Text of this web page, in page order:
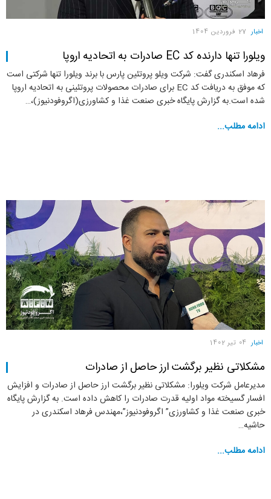
اخبار 27 فروردين 1404
ویلورا تنها دارنده کد EC صادرات به اتحادیه اروپا
فرهاد اسکندری گفت: شرکت ویلو پروتئین پارس با برند ویلورا تنها شرکتی است
که موفق به دریافت کد EC برای صادرات محصولات پروتئینی به اتحادیه اروپا
شده است.به گزارش پایگاه خبری صنعت غذا و کشاورزی(اگروفودنیوز)،…
ادامه مطلب...
اخبار 04 تیر 1402
مشکلاتی نظیر برگشت ارز حاصل از صادرات
مدیرعامل شرکت ویلورا: مشکلاتی نظیر برگشت ارز حاصل از صادرات و افزایش
افسار گسیخته مواد اولیه قدرت صادرات را کاهش داده است. به گزارش پایگاه
خبری صنعت غذا و کشاورزی” اگروفودنیوز”،مهندس فرهاد اسکندری در
حاشیه…
ادامه مطلب...